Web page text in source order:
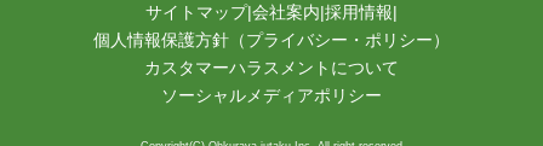
サイトマップ|会社案内|採用情報|
個人情報保護方針（プライバシー・ポリシー）
カスタマーハラスメントについて
ソーシャルメディアポリシー